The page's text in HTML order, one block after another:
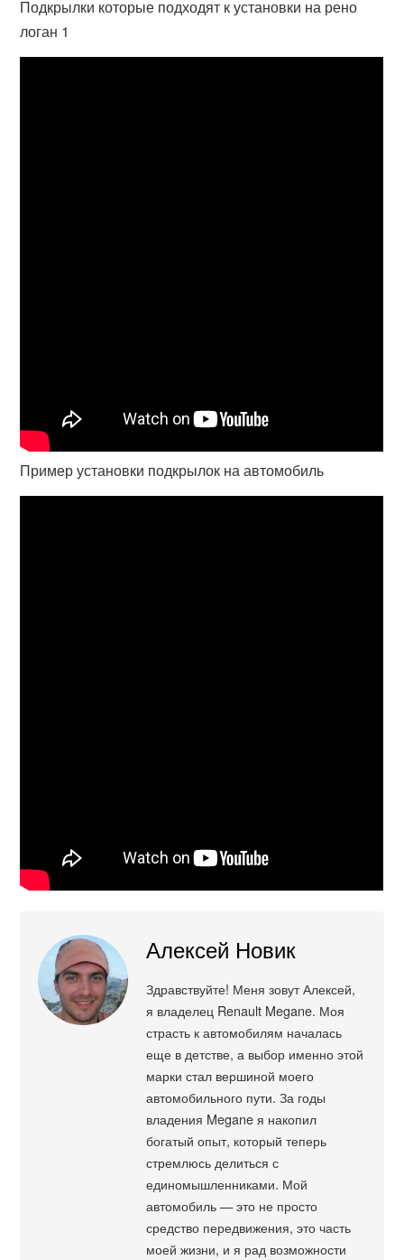
Подкрылки которые подходят к установки на рено
логан 1
Пример установки подкрылок на автомобиль
Алексей Новик
Здравствуйте! Меня зовут Алексей,
я владелец Renault Megane. Моя
страсть к автомобилям началась
еще в детстве, а выбор именно этой
марки стал вершиной моего
автомобильного пути. За годы
владения Megane я накопил
богатый опыт, который теперь
стремлюсь делиться с
единомышленниками. Мой
автомобиль — это не просто
средство передвижения, это часть
моей жизни, и я рад возможности